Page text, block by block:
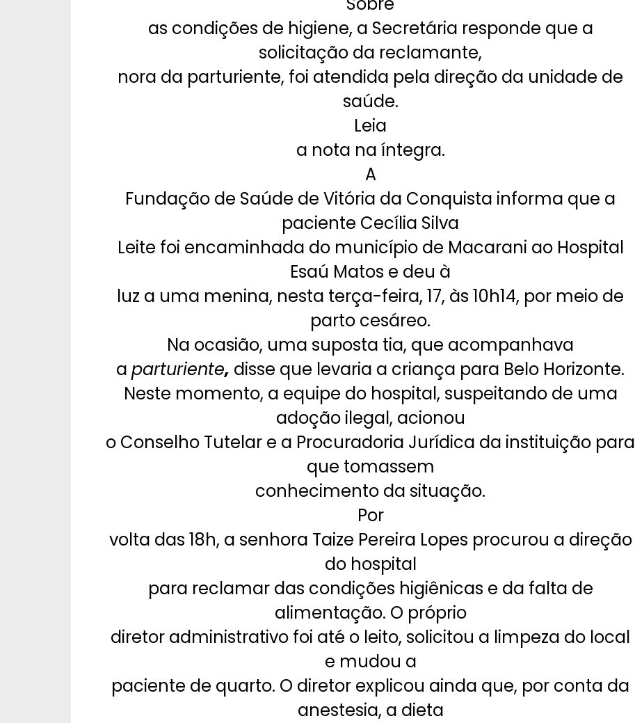
as condições de higiene, a Secretária responde que a
solicitação da reclamante,
nora da parturiente, foi atendida pela direção da unidade de
saúde.
Leia
a nota na íntegra.
A
Fundação de Saúde de Vitória da Conquista informa que a
paciente Cecília Silva
Leite foi encaminhada do município de Macarani ao Hospital
Esaú Matos e deu à
luz a uma menina, nesta terça-feira, 17, às 10h14, por meio de
parto cesáreo.
Na ocasião, uma suposta tia, que acompanhava
aparturiente, disse que levaria a criança para Belo Horizonte.
Neste momento, a equipe do hospital, suspeitando de uma
adoção ilegal, acionou
o Conselho Tutelar e a Procuradoria Jurídica da instituição para
que tomassem
conhecimento da situação.
Por
volta das 18h, a senhora Taize Pereira Lopes procurou a direção
do hospital
para reclamar das condições higiênicas e da falta de
alimentação. O próprio
diretor administrativo foi até o leito, solicitou a limpeza do local
e mudou a
paciente de quarto. O diretor explicou ainda que, por conta da
anestesia, a dieta